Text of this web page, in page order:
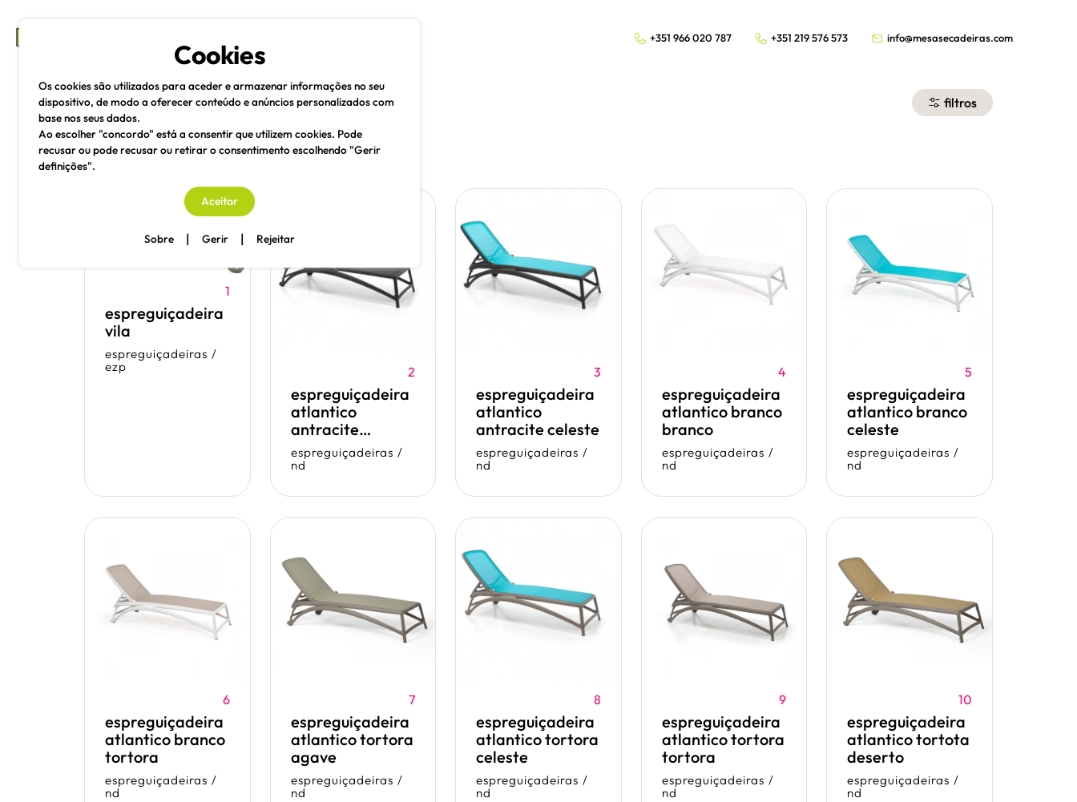
mesas e cadeiras +351 966 020 787 +351 219 576 573 info@mesasecadeiras.com
espreguiçadeiras filtros
partilhe
1
espreguiçadeira
vila
espreguiçadeiras /
ezp
2
espreguiçadeira
atlantico
antracite
antracite
espreguiçadeiras /
nd
3
espreguiçadeira
atlantico
antracite celeste
espreguiçadeiras /
nd
4
espreguiçadeira
atlantico branco
branco
espreguiçadeiras /
nd
5
espreguiçadeira
atlantico branco
celeste
espreguiçadeiras /
nd
6
espreguiçadeira
atlantico branco
tortora
espreguiçadeiras /
nd
7
espreguiçadeira
atlantico tortora
agave
espreguiçadeiras /
nd
8
espreguiçadeira
atlantico tortora
celeste
espreguiçadeiras /
nd
9
espreguiçadeira
atlantico tortora
tortora
espreguiçadeiras /
nd
10
espreguiçadeira
atlantico tortota
deserto
espreguiçadeiras /
nd
Cookies
Os cookies são utilizados para aceder e armazenar informações no seu
dispositivo, de modo a oferecer conteúdo e anúncios personalizados com
base nos seus dados.
Ao escolher "concordo" está a consentir que utilizem cookies. Pode
recusar ou pode recusar ou retirar o consentimento escolhendo "Gerir
definições".
Aceitar
Sobre | Gerir | Rejeitar